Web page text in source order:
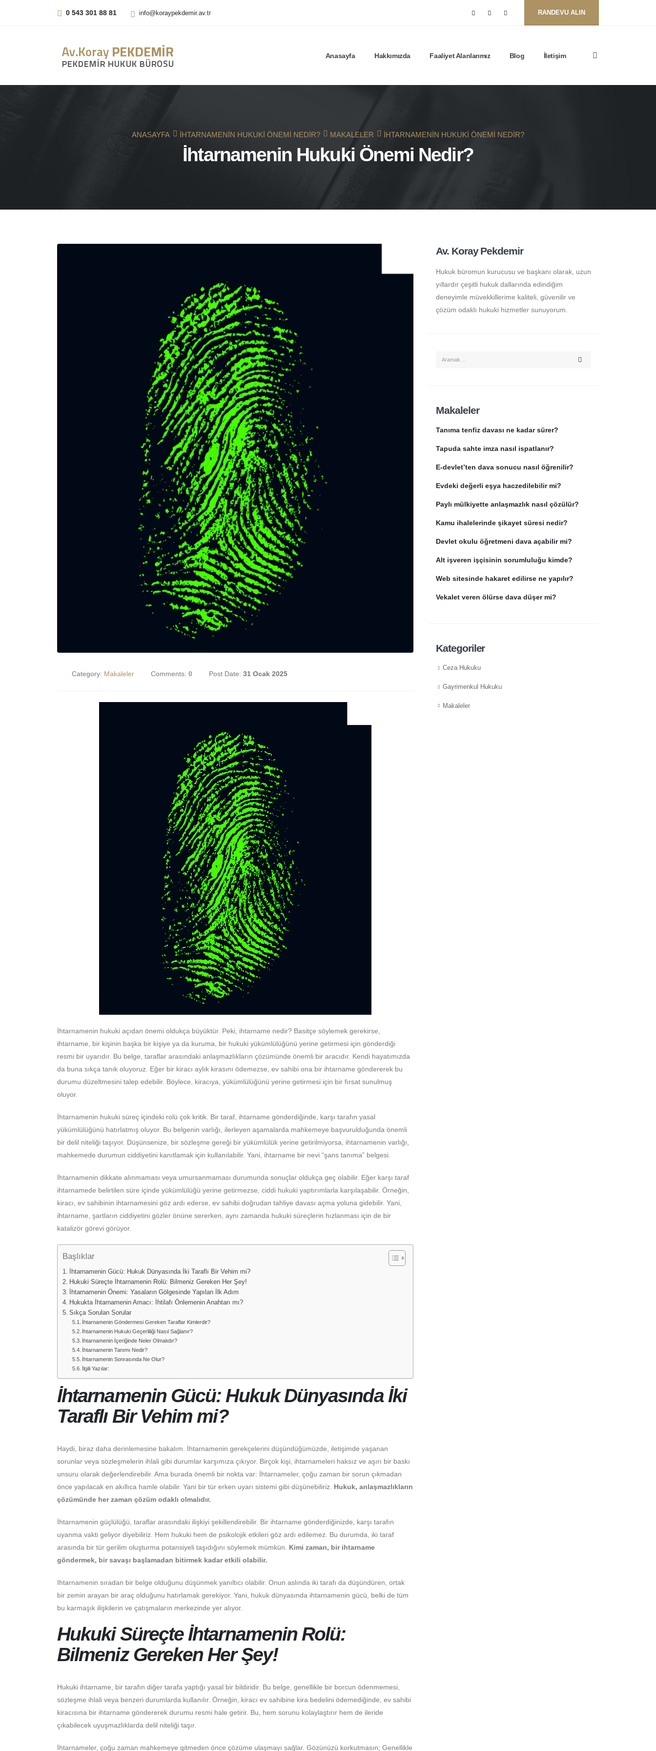
0 543 301 88 81 info@koraypekdemir.av.tr RANDEVU ALIN
Anasayfa Hakkımızda Faaliyet Alanlarımız Blog İletişim
ANASAYFA İHTARNAMENIN HUKUKI ÖNEMI NEDIR? MAKALELER İHTARNAMENIN HUKUKI ÖNEMI NEDIR?
İhtarnamenin Hukuki Önemi Nedir?
Category: Makaleler Comments: 0 Post Date: 31 Ocak 2025
İhtarnamenin hukuki açıdan önemi oldukça büyüktür. Peki, ihtarname nedir? Basitçe söylemek gerekirse,
ihtarname, bir kişinin başka bir kişiye ya da kuruma, bir hukuki yükümlülüğünü yerine getirmesi için gönderdiği
resmi bir uyarıdır. Bu belge, taraflar arasındaki anlaşmazlıkların çözümünde önemli bir aracıdır. Kendi hayatımızda
da buna sıkça tanık oluyoruz. Eğer bir kiracı aylık kirasını ödemezse, ev sahibi ona bir ihtarname göndererek bu
durumu düzeltmesini talep edebilir. Böylece, kiracıya, yükümlülüğünü yerine getirmesi için bir fırsat sunulmuş
oluyor.
İhtarnamenin hukuki süreç içindeki rolü çok kritik. Bir taraf, ihtarname gönderdiğinde, karşı tarafın yasal
yükümlülüğünü hatırlatmış oluyor. Bu belgenin varlığı, ilerleyen aşamalarda mahkemeye başvurulduğunda önemli
bir delil niteliği taşıyor. Düşünsenize, bir sözleşme gereği bir yükümlülük yerine getirilmiyorsa, ihtarnamenin varlığı,
mahkemede durumun ciddiyetini kanıtlamak için kullanılabilir. Yani, ihtarname bir nevi “şans tanıma” belgesi.
İhtarnamenin dikkate alınmaması veya umursanmaması durumunda sonuçlar oldukça geç olabilir. Eğer karşı taraf
ihtarnamede belirtilen süre içinde yükümlülüğü yerine getirmezse, ciddi hukuki yaptırımlarla karşılaşabilir. Örneğin,
kiracı, ev sahibinin ihtarnamesini göz ardı ederse, ev sahibi doğrudan tahliye davası açma yoluna gidebilir. Yani,
ihtarname, şartların ciddiyetini gözler önüne sererken, aynı zamanda hukuki süreçlerin hızlanması için de bir
katalizör görevi görüyor.
Başlıklar
İhtarnamenin Gücü: Hukuk Dünyasında İki Taraflı Bir Vehim mi?
Hukuki Süreçte İhtarnamenin Rolü: Bilmeniz Gereken Her Şey!
İhtarnamenin Önemi: Yasaların Gölgesinde Yapılan İlk Adım
Hukukta İhtarnamenin Amacı: İhtilafı Önlemenin Anahtarı mı?
Sıkça Sorulan Sorular
İhtarnamenin Göndermesi Gereken Taraflar Kimlerdir?
İhtarnamenin Hukuki Geçerliliği Nasıl Sağlanır?
İhtarnamenin İçeriğinde Neler Olmalıdır?
İhtarnamenin Tanımı Nedir?
İhtarnamenin Sonrasında Ne Olur?
İlgili Yazılar:
İhtarnamenin Gücü: Hukuk Dünyasında İki
Taraflı Bir Vehim mi?
Haydi, biraz daha derinlemesine bakalım. İhtarnamenin gerekçelerini düşündüğümüzde, iletişimde yaşanan
sorunlar veya sözleşmelerin ihlali gibi durumlar karşımıza çıkıyor. Birçok kişi, ihtarnameleri haksız ve aşırı bir baskı
unsuru olarak değerlendirebilir. Ama burada önemli bir nokta var: İhtarnameler, çoğu zaman bir sorun çıkmadan
önce yapılacak en akıllıca hamle olabilir. Yani bir tür erken uyarı sistemi gibi düşünebiliriz. Hukuk, anlaşmazlıkların
çözümünde her zaman çözüm odaklı olmalıdır.
İhtarnamenin güçlülüğü, taraflar arasındaki ilişkiyi şekillendirebilir. Bir ihtarname gönderdiğinizde, karşı tarafın
uyanma vakti geliyor diyebiliriz. Hem hukuki hem de psikolojik etkileri göz ardı edilemez. Bu durumda, iki taraf
arasında bir tür gerilim oluşturma potansiyeli taşıdığını söylemek mümkün. Kimi zaman, bir ihtarname
göndermek, bir savaşı başlamadan bitirmek kadar etkili olabilir.
Ihtarnamenin sıradan bir belge olduğunu düşünmek yanıltıcı olabilir. Onun aslında iki tarafı da düşündüren, ortak
bir zemin arayan bir araç olduğunu hatırlamak gerekiyor. Yani, hukuk dünyasında ihtarnamenin gücü, belki de tüm
bu karmaşık ilişkilerin ve çatışmaların merkezinde yer alıyor.
Hukuki Süreçte İhtarnamenin Rolü:
Bilmeniz Gereken Her Şey!
Hukuki ihtarname, bir tarafın diğer tarafa yaptığı yasal bir bildiridir. Bu belge, genellikle bir borcun ödenmemesi,
sözleşme ihlali veya benzeri durumlarda kullanılır. Örneğin, kiracı ev sahibine kira bedelini ödemediğinde, ev sahibi
kiracısına bir ihtarname göndererek durumu resmi hale getirir. Bu, hem sorunu kolaylaştırır hem de ileride
çıkabilecek uyuşmazlıklarda delil niteliği taşır.
İhtarnameler, çoğu zaman mahkemeye gitmeden önce çözüme ulaşmayı sağlar. Gözünüzü korkutmasın; Genellikle
Av. Koray Pekdemir
Hukuk büromun kurucusu ve başkanı olarak, uzun
yıllardır çeşitli hukuk dallarında edindiğim
deneyimle müvekkillerime kaliteli, güvenilir ve
çözüm odaklı hukuki hizmetler sunuyorum.
Makaleler
Tanıma tenfiz davası ne kadar sürer?
Tapuda sahte imza nasıl ispatlanır?
E-devlet’ten dava sonucu nasıl öğrenilir?
Evdeki değerli eşya haczedilebilir mi?
Paylı mülkiyette anlaşmazlık nasıl çözülür?
Kamu ihalelerinde şikayet süresi nedir?
Devlet okulu öğretmeni dava açabilir mi?
Alt işveren işçisinin sorumluluğu kimde?
Web sitesinde hakaret edilirse ne yapılır?
Vekalet veren ölürse dava düşer mi?
Kategoriler
Ceza Hukuku
Gayrimenkul Hukuku
Makaleler